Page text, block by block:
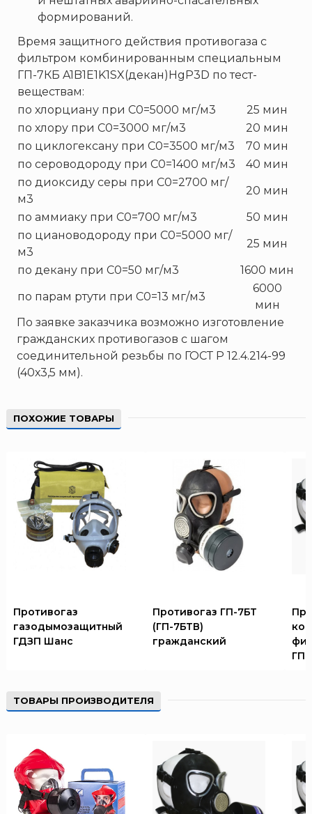
ТЕМПЕРО
Элемент
Эридан
ЮНИТЕСТ
Ярпожинвест
формирований.
Время защитного действия противогаза с
фильтром комбинированным специальным
ГП-7КБ A1B1E1K1SX(декан)HgP3D по тест-
веществам:
по хлорциану при С0=5000 мг/м3
25 мин
по хлору при С0=3000 мг/м3
20 мин
по циклогексану при С0=3500 мг/м3
70 мин
по сероводороду при С0=1400 мг/м3
40 мин
по диоксиду серы при С0=2700 мг/
м3
20 мин
по аммиаку при С0=700 мг/м3
50 мин
по циановодороду при С0=5000 мг/
м3
25 мин
по декану при С0=50 мг/м3
1600 мин
по парам ртути при С0=13 мг/м3
6000
мин
По заявке заказчика возможно изготовление
гражданских противогазов с шагом
соединительной резьбы по ГОСТ Р 12.4.214-99
(40х3,5 мм).
ПОХОЖИЕ ТОВАРЫ
Противогаз
газодымозащитный
ГДЗП Шанс
Противогаз ГП-7БТ
(ГП-7БТВ)
гражданский
ГП-
ТОВАРЫ ПРОИЗВОДИТЕЛЯ